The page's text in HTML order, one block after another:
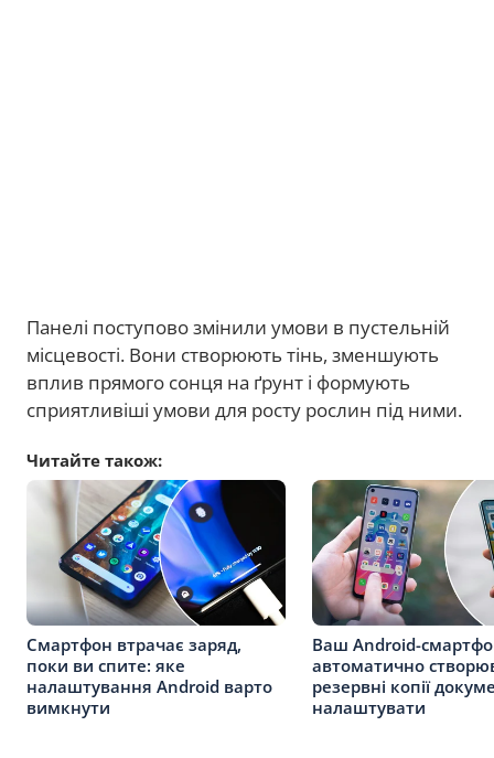
Панелі поступово змінили умови в пустельній
місцевості. Вони створюють тінь, зменшують
вплив прямого сонця на ґрунт і формують
сприятливіші умови для росту рослин під ними.
Читайте також:
Смартфон втрачає заряд,
поки ви спите: яке
налаштування Android варто
вимкнути
Ваш Android-
автоматично
резервні копії
налаштувати